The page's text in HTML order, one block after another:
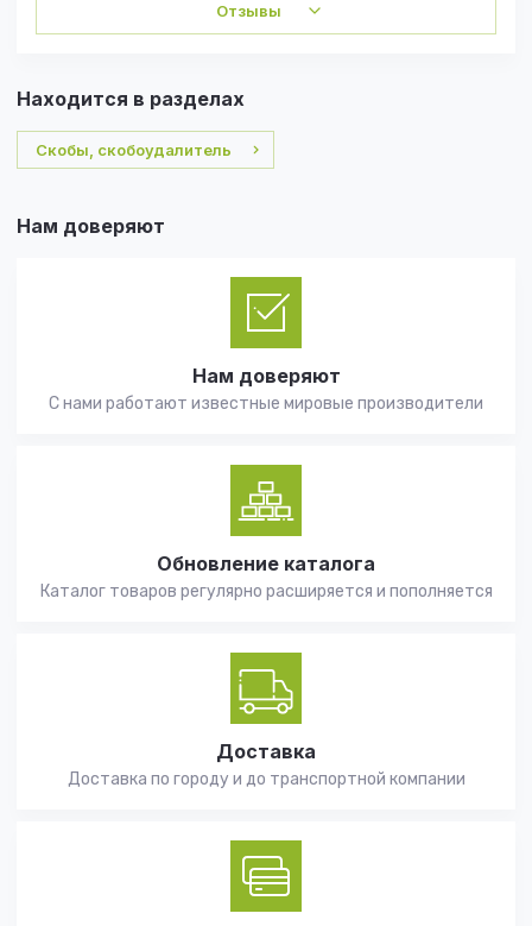
Отзывы
Находится в разделах
Скобы, скобоудалитель
Нам доверяют
Нам доверяют
С нами работают известные мировые производители
Обновление каталога
Каталог товаров регулярно расширяется и пополняется
Доставка
Доставка по городу и до транспортной компании